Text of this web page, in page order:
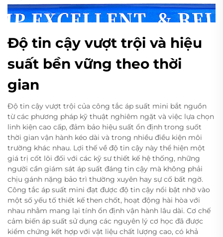
Độ tin cậy vượt trội và hiệu
suất bền vững theo thời
gian
Độ tin cậy vượt trội của công tắc áp suất mini bắt nguồn
từ các phương pháp kỹ thuật nghiêm ngặt và việc lựa chọn
linh kiện cao cấp, đảm bảo hiệu suất ổn định trong suốt
thời gian vận hành kéo dài và trong nhiều điều kiện môi
trường khác nhau. Lợi thế về độ tin cậy này thể hiện một
giá trị cốt lõi đối với các kỹ sư thiết kế hệ thống, những
người cần giám sát áp suất đáng tin cậy mà không phải
chịu gánh nặng bảo trì thường xuyên hay sự cố bất ngờ.
Công tắc áp suất mini đạt được độ tin cậy nổi bật nhờ vào
một số yếu tố thiết kế then chốt, hoạt động hài hòa với
nhau nhằm mang lại tính ổn định vận hành lâu dài. Cơ chế
cảm biến áp suất sử dụng các nguyên lý cơ học đã được
kiểm chứng kết hợp với vật liệu chất lượng cao, có khả